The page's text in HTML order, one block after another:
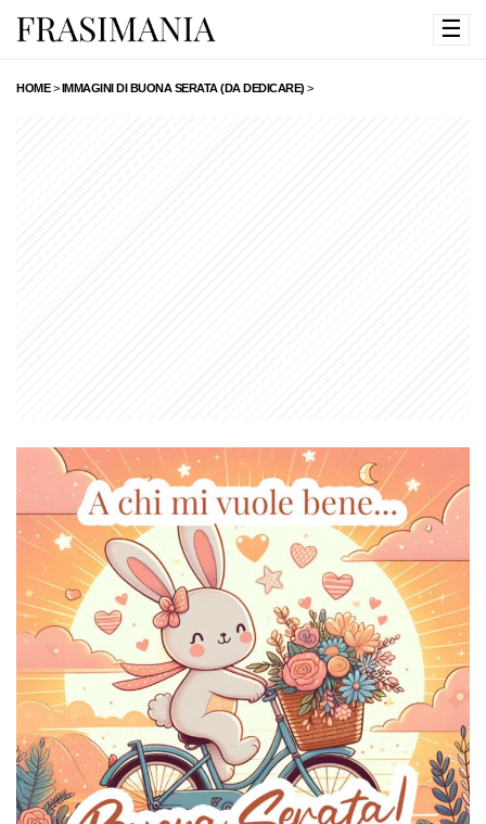
☰
HOME>IMMAGINI DI BUONA SERATA (DA DEDICARE) >